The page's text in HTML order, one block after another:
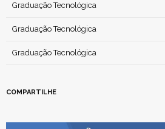
Graduação Tecnológica
Graduação Tecnológica
Graduação Tecnológica
COMPARTILHE